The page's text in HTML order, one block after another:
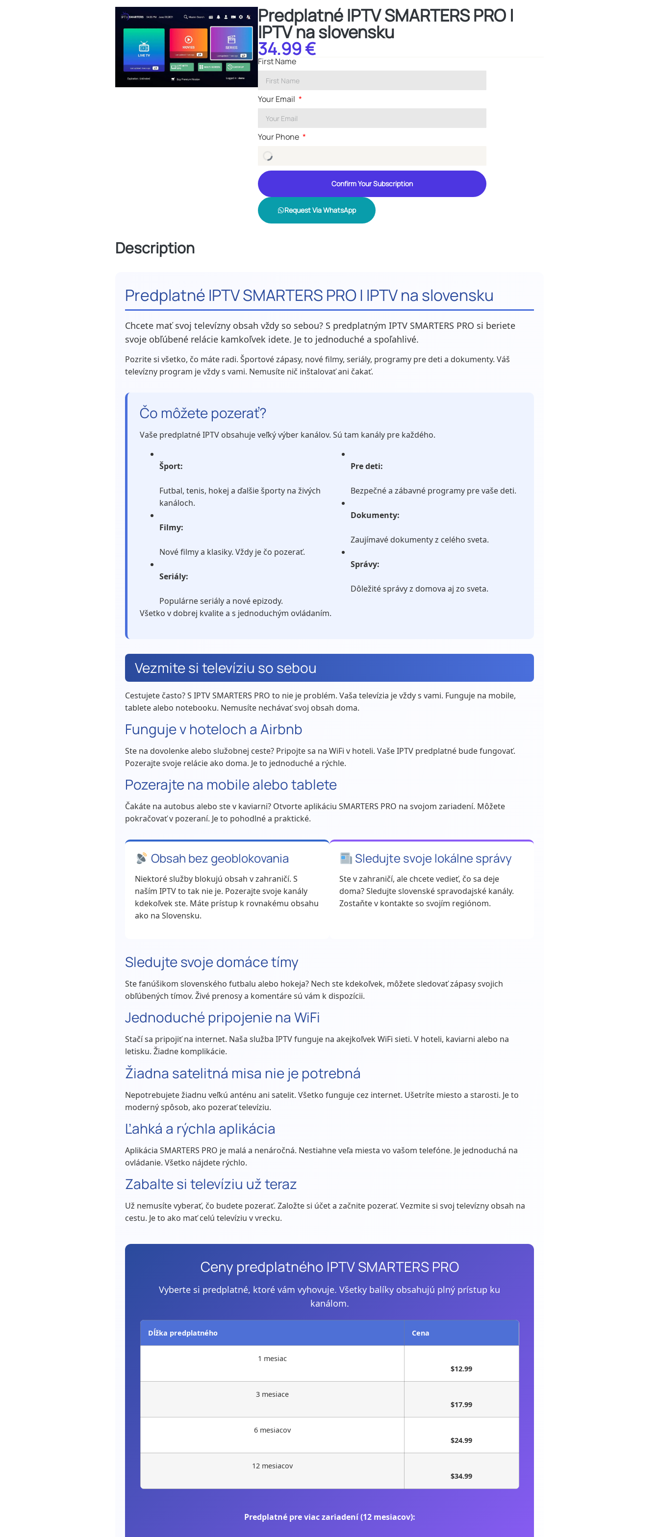
Predplatné IPTV SMARTERS PRO |
IPTV na slovensku
34.99 €
First Name
Your Email
Your Phone
Confirm Your Subscription
Request Via WhatsApp
Description
Predplatné IPTV SMARTERS PRO | IPTV na slovensku
Chcete mať svoj televízny obsah vždy so sebou? S predplatným IPTV SMARTERS PRO si beriete
svoje obľúbené relácie kamkoľvek idete. Je to jednoduché a spoľahlivé.
Pozrite si všetko, čo máte radi. Športové zápasy, nové filmy, seriály, programy pre deti a dokumenty. Váš
televízny program je vždy s vami. Nemusíte nič inštalovať ani čakať.
Čo môžete pozerať?
Vaše predplatné IPTV obsahuje veľký výber kanálov. Sú tam kanály pre každého.
Šport:
Futbal, tenis, hokej a ďalšie športy na živých
kanáloch.
Filmy:
Nové filmy a klasiky. Vždy je čo pozerať.
Seriály:
Populárne seriály a nové epizody.
Pre deti:
Bezpečné a zábavné programy pre vaše deti.
Dokumenty:
Zaujímavé dokumenty z celého sveta.
Správy:
Dôležité správy z domova aj zo sveta.
Všetko v dobrej kvalite a s jednoduchým ovládaním.
Vezmite si televíziu so sebou
Cestujete často? S IPTV SMARTERS PRO to nie je problém. Vaša televízia je vždy s vami. Funguje na mobile,
tablete alebo notebooku. Nemusíte nechávať svoj obsah doma.
Funguje v hoteloch a Airbnb
Ste na dovolenke alebo služobnej ceste? Pripojte sa na WiFi v hoteli. Vaše IPTV predplatné bude fungovať.
Pozerajte svoje relácie ako doma. Je to jednoduché a rýchle.
Pozerajte na mobile alebo tablete
Čakáte na autobus alebo ste v kaviarni? Otvorte aplikáciu SMARTERS PRO na svojom zariadení. Môžete
pokračovať v pozeraní. Je to pohodlné a praktické.
Obsah bez geoblokovania
Niektoré služby blokujú obsah v zahraničí. S
naším IPTV to tak nie je. Pozerajte svoje kanály
kdekoľvek ste. Máte prístup k rovnakému obsahu
ako na Slovensku.
Sledujte svoje lokálne správy
Ste v zahraničí, ale chcete vedieť, čo sa deje
doma? Sledujte slovenské spravodajské kanály.
Zostaňte v kontakte so svojím regiónom.
Sledujte svoje domáce tímy
Ste fanúšikom slovenského futbalu alebo hokeja? Nech ste kdekoľvek, môžete sledovať zápasy svojich
obľúbených tímov. Živé prenosy a komentáre sú vám k dispozícii.
Jednoduché pripojenie na WiFi
Stačí sa pripojiť na internet. Naša služba IPTV funguje na akejkoľvek WiFi sieti. V hoteli, kaviarni alebo na
letisku. Žiadne komplikácie.
Žiadna satelitná misa nie je potrebná
Nepotrebujete žiadnu veľkú anténu ani satelit. Všetko funguje cez internet. Ušetríte miesto a starosti. Je to
moderný spôsob, ako pozerať televíziu.
Ľahká a rýchla aplikácia
Aplikácia SMARTERS PRO je malá a nenáročná. Nestiahne veľa miesta vo vašom telefóne. Je jednoduchá na
ovládanie. Všetko nájdete rýchlo.
Zabalte si televíziu už teraz
Už nemusíte vyberať, čo budete pozerať. Založte si účet a začnite pozerať. Vezmite si svoj televízny obsah na
cestu. Je to ako mať celú televíziu v vrecku.
Ceny predplatného IPTV SMARTERS PRO
Vyberte si predplatné, ktoré vám vyhovuje. Všetky balíky obsahujú plný prístup ku
kanálom.
Dĺžka predplatného Cena
1 mesiac
$12.99
3 mesiace
$17.99
6 mesiacov
$24.99
12 mesiacov
$34.99
Predplatné pre viac zariadení (12 mesiacov):